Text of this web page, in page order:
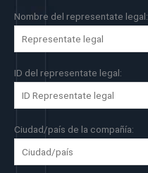
Nombre del representate legal:
ID del representate legal:
Ciudad/país de la compañía: